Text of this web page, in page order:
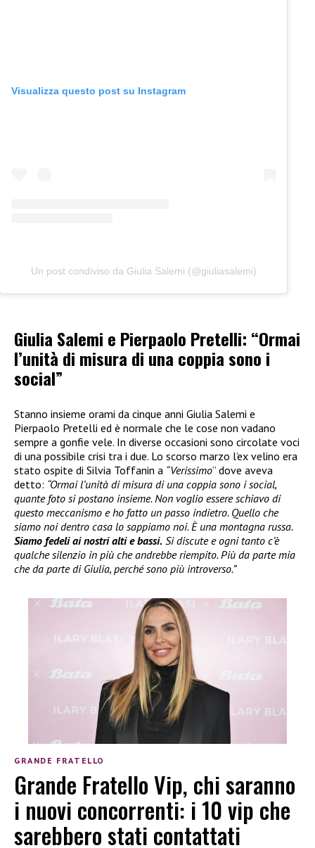
Visualizza questo post su Instagram
Un post condiviso da Giulia Salemi (@giuliasalemi)
Giulia Salemi e Pierpaolo Pretelli: “Ormai
l’unità di misura di una coppia sono i
social”
Stanno insieme orami da cinque anni Giulia Salemi e
Pierpaolo Pretelli ed è normale che le cose non vadano
sempre a gonfie vele. In diverse occasioni sono circolate voci
di una possibile crisi tra i due. Lo scorso marzo l’ex velino era
stato ospite di Silvia Toffanin a “Verissimo” dove aveva
detto: “Ormai l’unità di misura di una coppia sono i social,
quante foto si postano insieme. Non voglio essere schiavo di
questo meccanismo e ho fatto un passo indietro. Quello che
siamo noi dentro casa lo sappiamo noi. È una montagna russa.
Siamo fedeli ai nostri alti e bassi. Si discute e ogni tanto c’è
qualche silenzio in più che andrebbe riempito. Più da parte mia
che da parte di Giulia, perché sono più introverso.”
GRANDE FRATELLO
Grande Fratello Vip, chi saranno
i nuovi concorrenti: i 10 vip che
sarebbero stati contattati